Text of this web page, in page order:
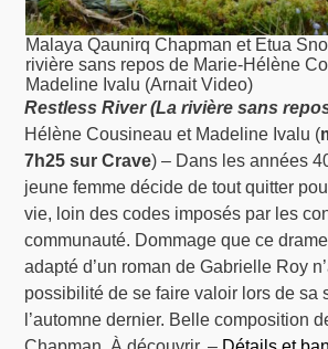
Malaya Qaunirq Chapman et Etua
rivière sans repos de Marie-Hélène
Madeline Ivalu (Arnait Video)
Restless River (La rivière sans
Hélène Cousineau et Madeline Ivalu (
7h25 sur Crave) – Dans les années
jeune femme décide de tout quitter
vie, loin des codes imposés par les
communauté. Dommage que ce
adapté d’un roman de Gabrielle Roy
possibilité de se faire valoir lors de sa
l’automne dernier. Belle composition